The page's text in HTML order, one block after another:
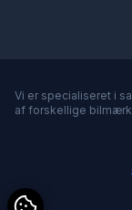
Vi er specialiseret i
af forskellige